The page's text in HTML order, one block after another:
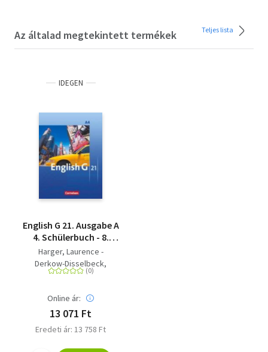
Az általad megtekintett termékek Teljes lista
IDEGEN
English G 21. Ausgabe A
4. Schülerbuch - 8.
Schuljahr
Harger, Laurence -
Derkow-Disselbeck,
Barbara - Christie, David -
Susan
Online ár:
13 071 Ft
Eredeti ár: 13 758 Ft